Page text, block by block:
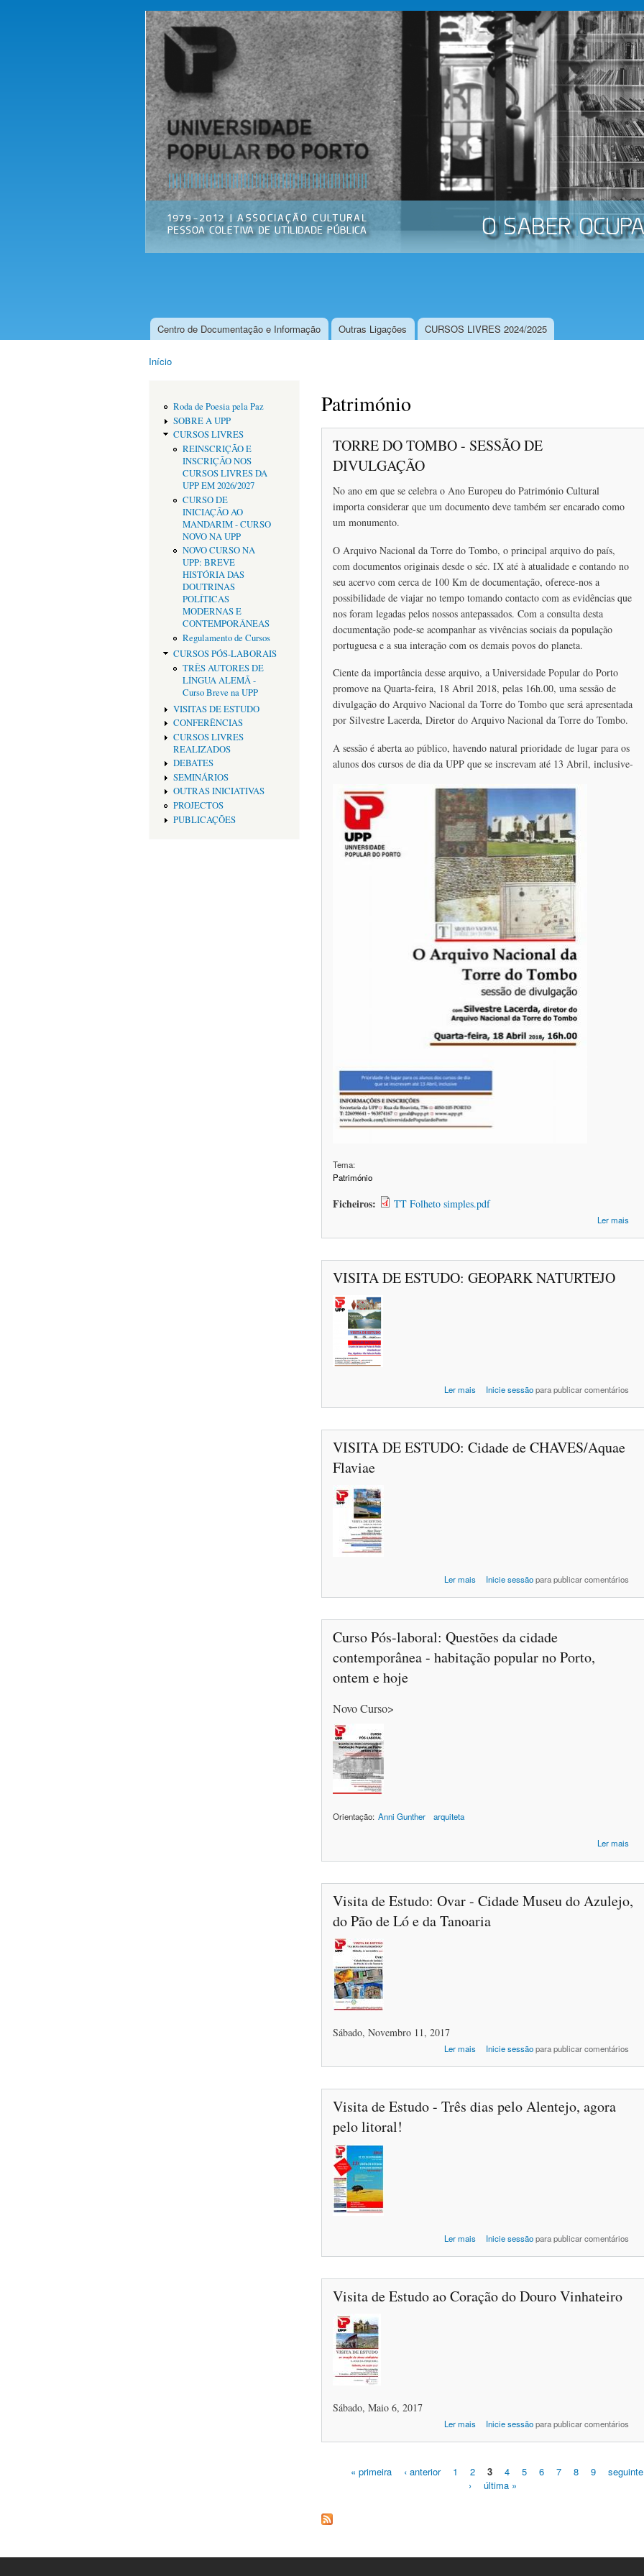
Passar
para o
conteúdo
principal
Universidade
Popular do
Porto
Associação
Cultural
Menu principal
Centro de Documentação e Informação Outras Ligações CURSOS LIVRES 2024/2025
Início
Roda de Poesia pela Paz
SOBRE A UPP
CURSOS LIVRES
REINSCRIÇÃO E
INSCRIÇÃO NOS
CURSOS LIVRES DA
UPP EM 2026/2027
CURSO DE
INICIAÇÃO AO
MANDARIM - CURSO
NOVO NA UPP
NOVO CURSO NA
UPP: BREVE
HISTÓRIA DAS
DOUTRINAS
POLÍTICAS
MODERNAS E
CONTEMPORÂNEAS
Regulamento de Cursos
CURSOS PÓS-LABORAIS
TRÊS AUTORES DE
LÍNGUA ALEMÃ -
Curso Breve na UPP
VISITAS DE ESTUDO
CONFERÊNCIAS
CURSOS LIVRES
REALIZADOS
DEBATES
SEMINÁRIOS
OUTRAS INICIATIVAS
PROJECTOS
PUBLICAÇÕES
Património
TORRE DO TOMBO - SESSÃO DE
DIVULGAÇÃO
No ano em que se celebra o Ano Europeu do Património Cultural
importa considerar que um documento deve também ser encarado como
um monumento.
O Arquivo Nacional da Torre do Tombo, o principal arquivo do país,
com documentos originais desde o séc. IX até à atualidade e contando no
seu acervo com cerca de 100 Km de documentação, oferece-nos a
possibilidade de viajar no tempo tomando contacto com as evidências que
nos foram legadas pelos nossos antepassados. Com a consulta desta
documentação pode-se acompanhar as vivências sociais da população
portuguesa e a sua interação com os demais povos do planeta.
Ciente da importância desse arquivo, a Universidade Popular do Porto
promove na Quarta-feira, 18 Abril 2018, pelas 16h.00, uma sessão de
divulgação do Arquivo Nacional da Torre do Tombo que será apresentada
por Silvestre Lacerda, Diretor do Arquivo Nacional da Torre do Tombo.
A sessão é aberta ao público, havendo natural prioridade de lugar para os
alunos dos cursos de dia da UPP que se inscrevam até 13 Abril, inclusive-
Tema:
Património
Ficheiros: TT Folheto simples.pdf
Ler mais
VISITA DE ESTUDO: GEOPARK NATURTEJO
Ler mais
acerca de VISITA DE ESTUDO:
Inicie sessãopara publicar comentários
VISITA DE ESTUDO: Cidade de CHAVES/Aquae
Flaviae
Ler mais
acerca de VISITA DE ESTUDO: Cidade
Inicie sessãopara publicar comentários
Curso Pós-laboral: Questões da cidade
contemporânea - habitação popular no Porto,
ontem e hoje
Novo Curso>
Orientação: Anni Gunther arquiteta
Ler mais
Visita de Estudo: Ovar - Cidade Museu do Azulejo,
do Pão de Ló e da Tanoaria
Sábado, Novembro 11, 2017
Ler mais
acerca de Visita de Estudo: Ovar - Cidade
Inicie sessãopara publicar comentários
Visita de Estudo - Três dias pelo Alentejo, agora
pelo litoral!
Ler mais
acerca de Visita de Estudo - Três dias
Inicie sessãopara publicar comentários
Visita de Estudo ao Coração do Douro Vinhateiro
Sábado, Maio 6, 2017
Ler mais
acerca de Visita de Estudo ao Coração do
Inicie sessãopara publicar comentários
« primeira ‹ anterior 1 2 3 4 5 6 7 8 9
seguinte
›
última »